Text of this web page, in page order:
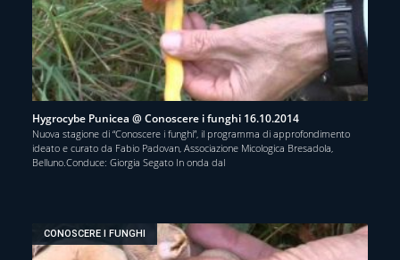
Hygrocybe Punicea @ Conoscere i funghi 16.10.2014
Nuova stagione di “Conoscere i funghi”, il programma di approfondimento
ideato e curato da Fabio Padovan, Associazione Micologica Bresadola,
Belluno.Conduce: Giorgia Segato In onda dal
CONOSCERE I FUNGHI